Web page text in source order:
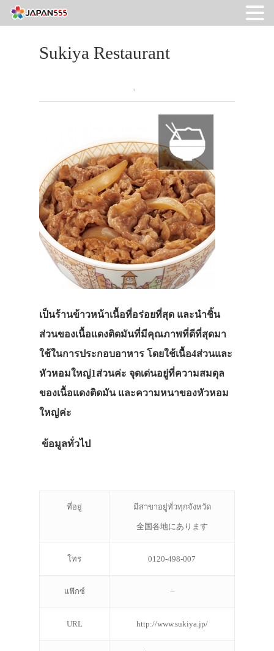
Sukiya Restaurant
เป็นร้านข้าวหน้าเนื้อที่อร่อยที่สุด และนำชิ้น
ส่วนของเนื้อแดงติดมันที่มีคุณภาพที่ดีที่สุดมา
ใช้ในการประกอบอาหาร โดยใช้เนื้อ4ส่วนและ
หัวหอมใหญ่1ส่วนค่ะ จุดเด่นอยู่ที่ความสมดุล
ของเนื้อแดงติดมัน และความหนาของหัวหอม
ใหญ่ค่ะ
ข้อมูลทั่วไป
ที่อยู่ มีสาขาอยู่ทั่วทุกจังหวัด
全国各地にあります
โทร 0120-498-007
แฟ๊กซ์ –
URL http://www.sukiya.jp/